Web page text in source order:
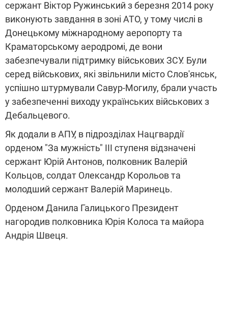
сержант Віктор Ружинський з березня 2014 року
виконують завдання в зоні АТО, у тому числі в
Донецькому міжнародному аеропорту та
Краматорському аеродромі, де вони
забезпечували підтримку військових ЗСУ. Були
серед військових, які звільнили місто Слов'янськ,
успішно штурмували Савур-Могилу, брали участь
у забезпеченні виходу українських військових з
Дебальцевого.
Як додали в АПУ, в підрозділах Нацгвардії
орденом "За мужність" ІІІ ступеня відзначені
сержант Юрій Антонов, полковник Валерій
Кольцов, солдат Олександр Корольов та
молодший сержант Валерій Маринець.
Орденом Данила Галицького Президент
нагородив полковника Юрія Колоса та майора
Андрія Швеця.